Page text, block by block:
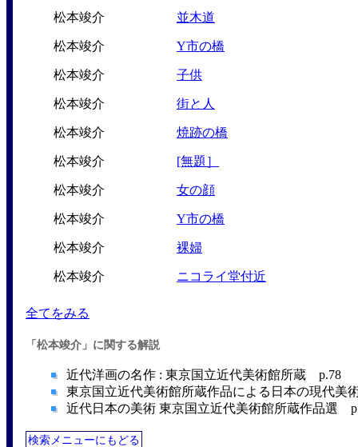
松本竣介 並木道
松本竣介 Y市の橋
松本竣介 子供
松本竣介 街と人
松本竣介 焼跡の橋
松本竣介 [無題］
松本竣介 女の顔
松本竣介 Y市の橋
松本竣介 裸婦
松本竣介 ニコライ堂付近
全てをみる
「松本竣介」に関する解説
近代洋画の名作 : 東京国立近代美術館所蔵 p.78
東京国立近代美術館所蔵作品による日本の現代
近代日本の美術 東京国立近代美術館所蔵作品選
検索メニューにもどる